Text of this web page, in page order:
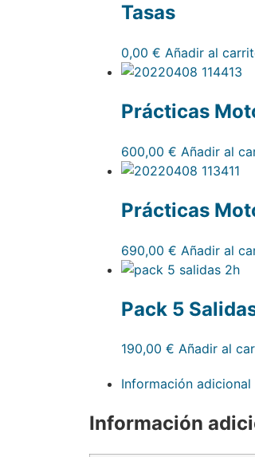
Tasas
0,00 € Añadir al
Prácticas
600,00 € Añadir al
Prácticas
690,00 € Añadir al
Pack 5
190,00 € Añadir al
Información adicional
Información